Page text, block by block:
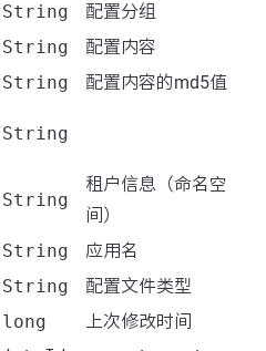
String
配置分组
String
配置内容
String
配置内容的md5值
String
String
租户信息（命名空
间）
String
应用名
String
配置文件类型
long
上次修改时间